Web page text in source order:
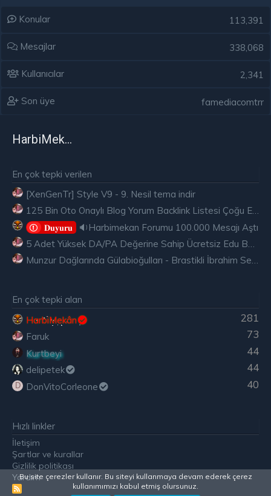
Konular 113,391
Mesajlar 338,068
Kullanıcılar 2,341
Son üye famediacomtrr
HarbiMekân
En çok tepki verilen
[XenGenTr] Style V9 - 9. Nesil tema indir
125 Bin Oto Onaylı Blog Yorum Backlink Listesi Çoğu Edu ve Gov Ücretsiz
𝐃𝐮𝐲𝐮𝐫𝐮
🔉Harbimekan Forumu 100.000 Mesajı Aştı
5 Adet Yüksek DA/PA Değerine Sahip Ücretsiz Edu Backlink
Munzur Dağlarında Gülabioğulları - Brastikli İbrahim Sevindik
En çok tepki alan
281
HarbiMekân
73
Faruk
44
Kurtbeyi
44
delipetek
D 40
DonVitoCorleone
Hızlı linkler
İletişim
Şartlar ve kurallar
Gizlilik politikası
Yardım
R
Bu site çerezler kullanır. Bu siteyi kullanmaya devam ederek çerez
kullanımımızı kabul etmiş olursunuz.